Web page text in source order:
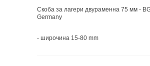
Скоба за лагери двураменна 75 мм -
Germany
-широчина 15-80 mm